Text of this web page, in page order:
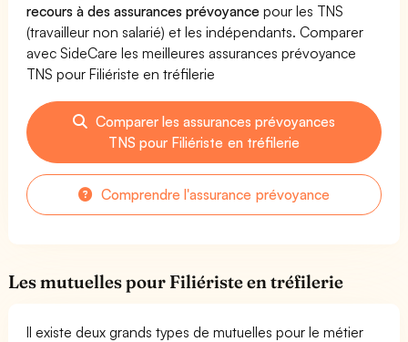
recours à des assurances prévoyance pour les TNS
(travailleur non salarié) et les indépendants. Comparer
avec SideCare les meilleures assurances prévoyance
TNS pour Filiériste en tréfilerie
Comparer les assurances prévoyances
TNS pour Filiériste en tréfilerie
Comprendre l'assurance prévoyance
Les mutuelles pour Filiériste en tréfilerie
Il existe deux grands types de mutuelles pour le métier